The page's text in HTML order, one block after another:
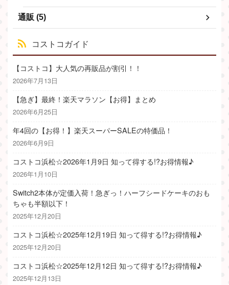
通販 (5)
コストコガイド
【コストコ】大人気の再販品が割引！！
2026年7月13日
【急ぎ】最終！楽天マラソン【お得】まとめ
2026年6月25日
年4回の【お得！】楽天スーパーSALEの特価品！
2026年6月9日
コストコ浜松☆2026年1月9日 知って得する!?お得情報♪
2026年1月10日
Switch2本体が定価入荷！急ぎっ！ハーフシードケーキのおも
ちゃも半額以下！
2025年12月20日
コストコ浜松☆2025年12月19日 知って得する!?お得情報♪
2025年12月20日
コストコ浜松☆2025年12月12日 知って得する!?お得情報♪
2025年12月13日